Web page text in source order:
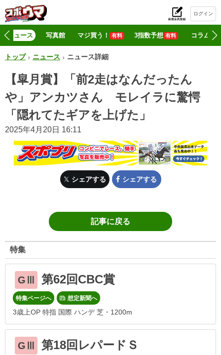
ログイン
ニュース 写真館 マジ買う！ 有料 3指数予想 有料 コラム
トップ ニュース ニュース詳細
【皐月賞】「前2走はなんだったん
や」アンカツさん モレイラに驚愕
「隠れてたギアを上げた」
2025年4月20日 16:11
シェアする シェアする
記事に戻る
特集
GⅢ 第62回CBC賞
特集ページへ 想定新聞へ
3歳上OP 特指 国際 ハンデ 芝・1200m
GⅢ 第18回レパードＳ